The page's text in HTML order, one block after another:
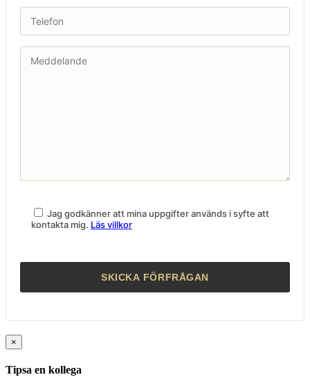
Jag godkänner att mina uppgifter används i syfte att
kontakta mig. Läs villkor
×
Tipsa en kollega